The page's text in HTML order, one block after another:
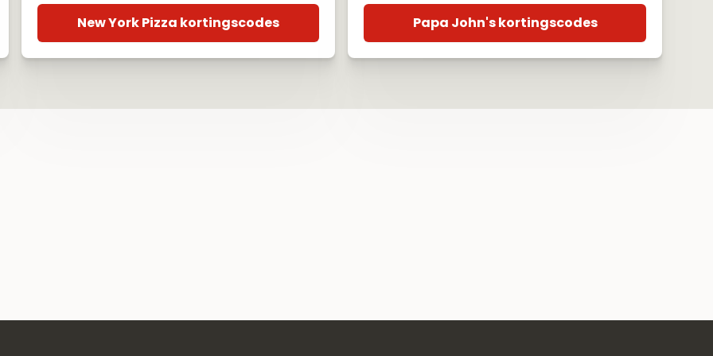
New York Pizza kortingscodes Papa John's kortingscodes